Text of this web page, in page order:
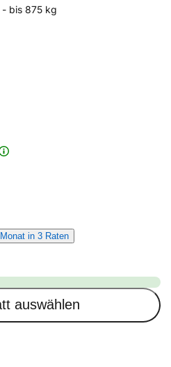
bis 875 kg
in 3 Raten
auswählen